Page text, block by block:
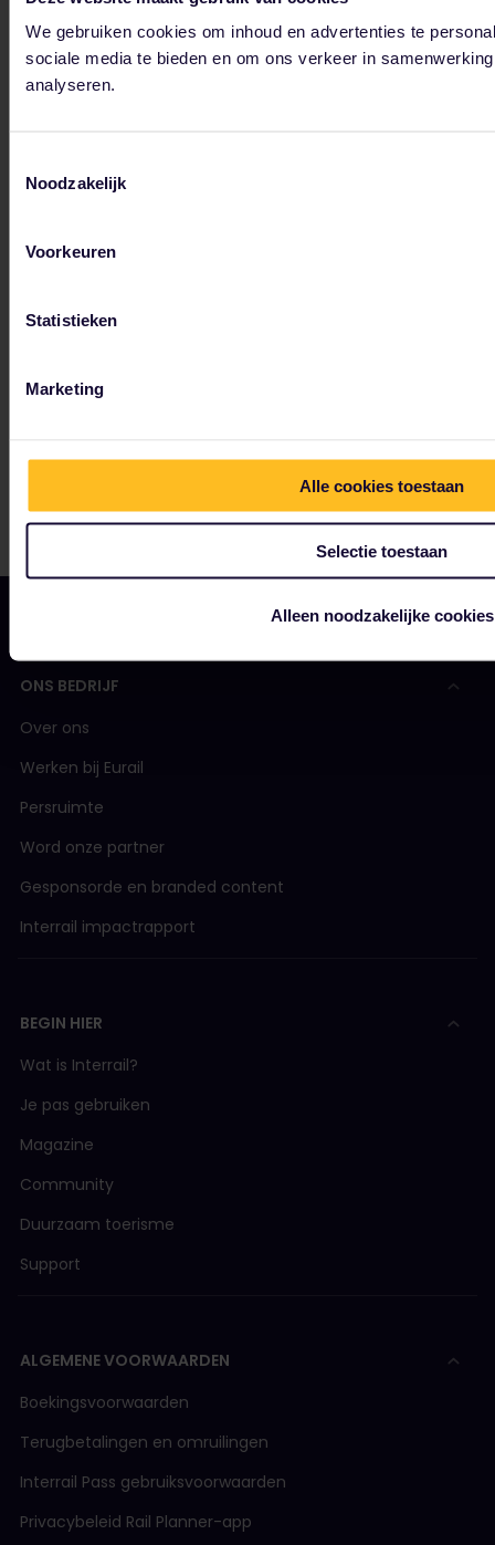
We gebruiken cookies om inhoud en advertenties te
sociale media te bieden en om ons verkeer in
analyseren.
Noodzakelijk
Voorkeuren
Statistieken
Marketing
Alle cookies toestaan
Selectie toestaan
Alleen noodzakelijke cookies
ONS BEDRIJF
Over ons
Werken bij Eurail
Persruimte
Word onze partner
Gesponsorde en branded content
Interrail impactrapport
BEGIN HIER
Wat is Interrail?
Je pas gebruiken
Magazine
Community
Duurzaam toerisme
Support
ALGEMENE VOORWAARDEN
Boekingsvoorwaarden
Terugbetalingen en omruilingen
Interrail Pass gebruiksvoorwaarden
Privacybeleid Rail Planner-app